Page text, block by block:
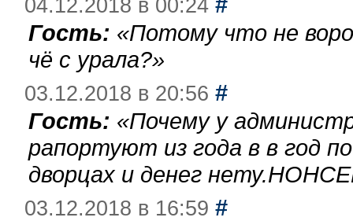
04.12.2018 в 00:24
Гость: «Потому что не
чё с урала?»
03.12.2018 в 20:56 #
Гость: «Почему у
рапортуют из года в в год
дворцах и денег
03.12.2018 в 16:59 #